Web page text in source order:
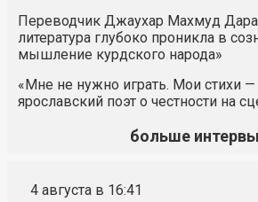
Переводчик Джаухар Махмуд
литература глубоко проникла в
мышление курдского народа»
«Мне не нужно играть. Мои стихи
ярославский поэт о честности на
больше
4 августа в 16:41